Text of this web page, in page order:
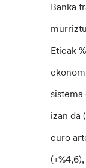
Banka
Eticak
izan da
euro